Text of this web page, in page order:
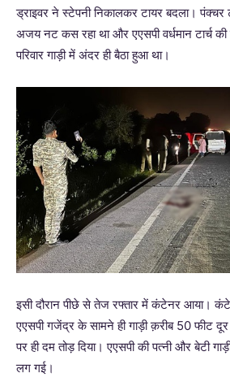
ड्राइवर ने स्टेपनी निकालकर टायर बदला। पंक्चर
अजय नट कस रहा था और एएसपी वर्धमान टार्च
परिवार गाड़ी में अंदर ही बैठा हुआ था।
इसी दौरान पीछे से तेज रफ्तार में कंटेनर आया।
एएसपी गजेंद्र के सामने ही गाड़ी क़रीब 50 फीट दूर
पर ही दम तोड़ दिया। एएसपी की पत्नी और बेटी
लग गई।